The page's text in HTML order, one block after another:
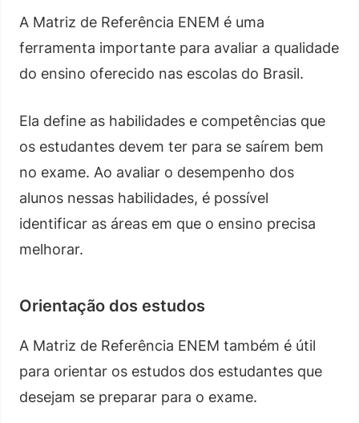
A Matriz de Referência ENEM é uma
ferramenta importante para avaliar a qualidade
do ensino oferecido nas escolas do Brasil.
Ela define as habilidades e competências que
os estudantes devem ter para se saírem bem
no exame. Ao avaliar o desempenho dos
alunos nessas habilidades, é possível
identificar as áreas em que o ensino precisa
melhorar.
Orientação dos estudos
A Matriz de Referência ENEM também é útil
para orientar os estudos dos estudantes que
desejam se preparar para o exame.